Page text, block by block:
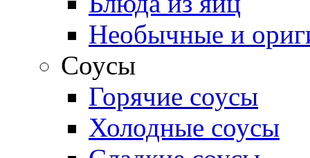
Необычные и
Соусы
Горячие соусы
Холодные соусы